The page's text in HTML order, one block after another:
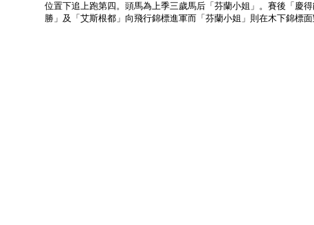
位置下追上跑第四。頭馬為上季三歲馬后「芬蘭小姐」。賽後「慶
勝」及「艾斯根都」向飛行錦標進軍而「芬蘭小姐」則在木下錦標面